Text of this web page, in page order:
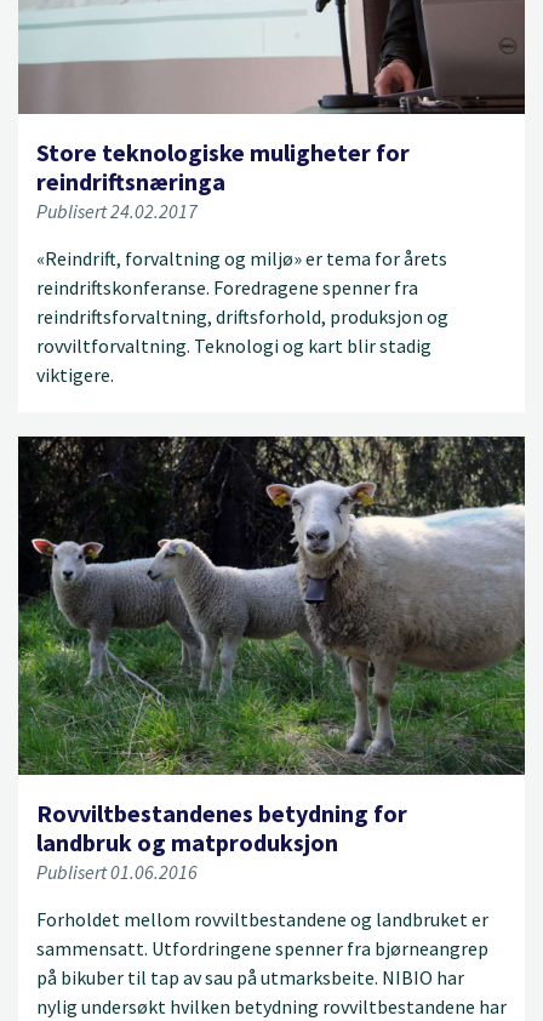
Store teknologiske muligheter for
reindriftsnæringa
Publisert 24.02.2017
«Reindrift, forvaltning og miljø» er tema for årets
reindriftskonferanse. Foredragene spenner fra
reindriftsforvaltning, driftsforhold, produksjon og
rovviltforvaltning. Teknologi og kart blir stadig
viktigere.
Rovviltbestandenes betydning for
landbruk og matproduksjon
Publisert 01.06.2016
Forholdet mellom rovviltbestandene og landbruket er
sammensatt. Utfordringene spenner fra bjørneangrep
på bikuber til tap av sau på utmarksbeite. NIBIO har
nylig undersøkt hvilken betydning rovviltbestandene har